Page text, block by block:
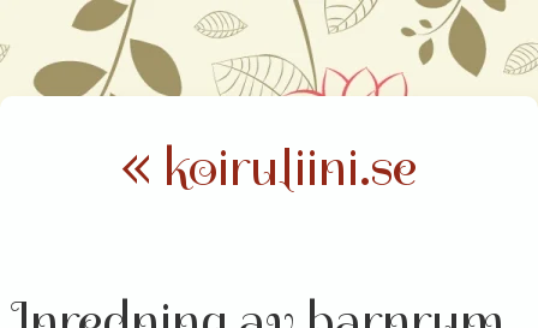
« koiruliini.se